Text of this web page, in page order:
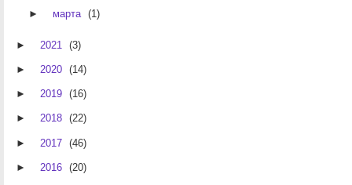
► марта (1)
► 2021 (3)
► 2020 (14)
► 2019 (16)
► 2018 (22)
► 2017 (46)
► 2016 (20)